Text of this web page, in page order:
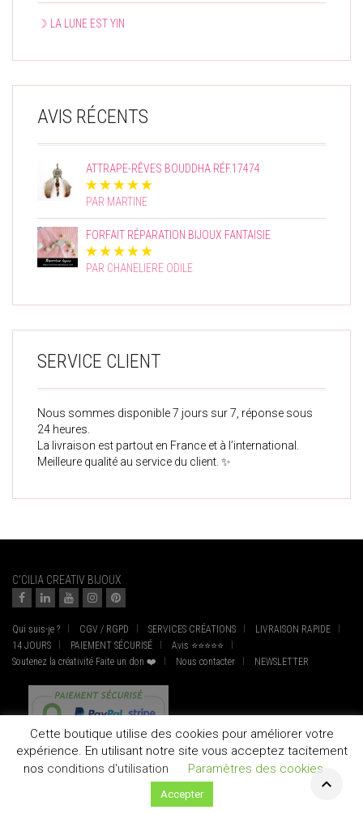
☽ LA LUNE EST YIN
AVIS RÉCENTS
ATTRAPE-RÊVES BOUDDHA RÉF.17474
PAR MARTINE
FORFAIT RÉPARATION BIJOUX FANTAISIE
PAR CHANELIERE ODILE
SERVICE CLIENT
Nous sommes disponible 7 jours sur 7, réponse sous
24 heures.
La livraison est partout en France et à l’international.
Meilleure qualité au service du client. ✨
C'CILIA CREATIV BIJOUX
Qui suis-je ? CGV / RGPD SERVICES CRÉATIONS
LIVRAISON RAPIDE
14 JOURS
PAIEMENT SÉCURISÉ
Avis ⭐⭐⭐⭐⭐
Soutenez la créativité Faite un don ❤️
Nous contacter NEWSLETTER
Cette boutique utilise des cookies pour améliorer votre
expérience. En utilisant notre site vous acceptez tacitement
nos conditions d'utilisation Paramètres des cookies
Accepter